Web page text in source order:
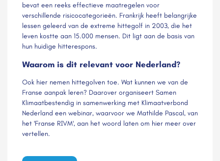
bevat een reeks effectieve maatregelen voor
verschillende risicocategorieën. Frankrijk heeft belangrijke
lessen geleerd van de extreme hittegolf in 2003, die het
leven kostte aan 15.000 mensen. Dit ligt aan de basis van
hun huidige hitterespons.
Waarom is dit relevant voor Nederland?
Ook hier nemen hittegolven toe. Wat kunnen we van de
Franse aanpak leren? Daarover organiseert Samen
Klimaatbestendig in samenwerking met Klimaatverbond
Nederland een webinar, waarvoor we Mathilde Pascal, van
het 'Franse RIVM', aan het woord laten om hier meer over
vertellen.